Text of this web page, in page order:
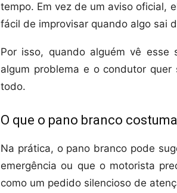
tempo. Em vez de um aviso oficial,
fácil de improvisar quando algo sai
Por isso, quando alguém vê esse
algum problema e o condutor
todo.
O que o pano branco
Na prática, o pano branco pode
emergência ou que o motorista
como um pedido silencioso de